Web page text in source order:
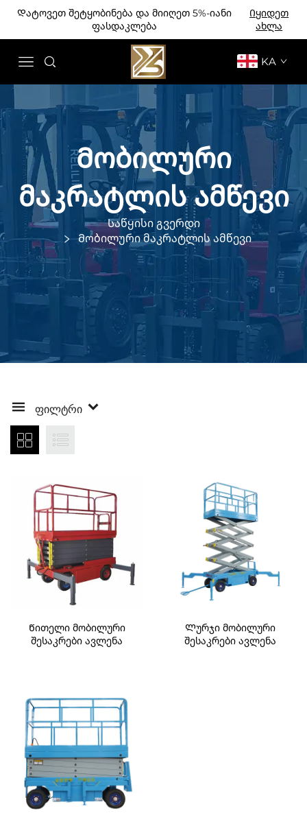
Დატოვეთ შეტყობინება და მიიღეთ 5%-იანი
ფასდაკლება
Იყიდეთ
ახლა
KA
Მობილური
მაკრატლის ამწევი
Საწყისი გვერდი
Მობილური მაკრატლის ამწევი
ᲤᲘᲚᲢᲠᲘ
Წითელი მობილური
შესაკრები ავლენა
Ლურჯი მობილური
შესაკრები ავლენა